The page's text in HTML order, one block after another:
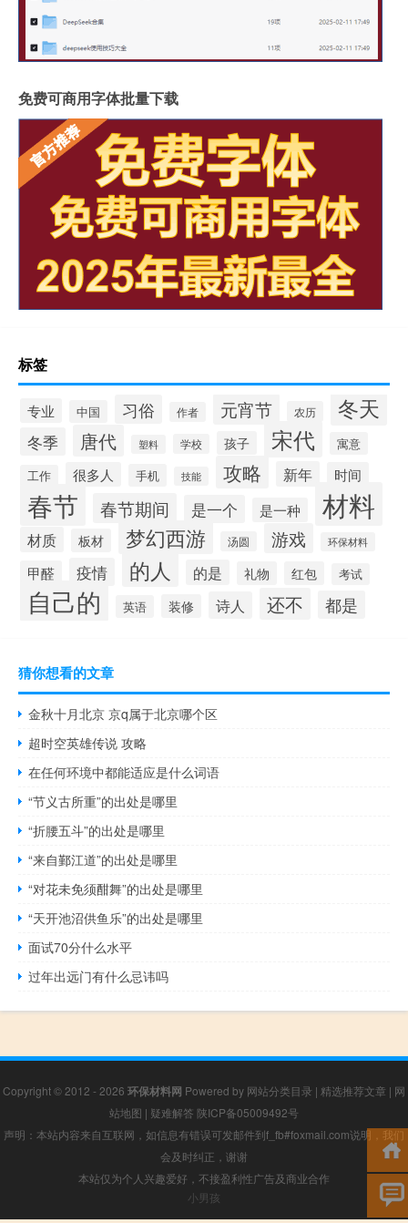
免费可商用字体批量下载
标签
专业 中国 习俗 作者 元宵节 农历 冬天
冬季 唐代 塑料 学校 孩子 宋代 寓意
工作 很多人 手机 技能 攻略 新年 时间
春节 春节期间 是一个 是一种 材料
材质 板材 梦幻西游 汤圆 游戏 环保材料
甲醛 疫情 的人 的是 礼物 红包 考试
自己的 英语 装修 诗人 还不 都是
猜你想看的文章
金秋十月北京 京q属于北京哪个区
超时空英雄传说 攻略
在任何环境中都能适应是什么词语
“节义古所重”的出处是哪里
“折腰五斗”的出处是哪里
“来自鄞江道”的出处是哪里
“对花未免须酣舞”的出处是哪里
“天开池沼供鱼乐”的出处是哪里
面试70分什么水平
过年出远门有什么忌讳吗
Copyright © 2012 - 2026 环保材料网 Powered by 网站分类目录 | 精选推荐文章 | 网
站地图 | 疑难解答 陕ICP备05009492号
声明：本站内容来自互联网，如信息有错误可发邮件到f_fb#foxmail.com说明，我们
会及时纠正，谢谢
本站仅为个人兴趣爱好，不接盈利性广告及商业合作
小男孩